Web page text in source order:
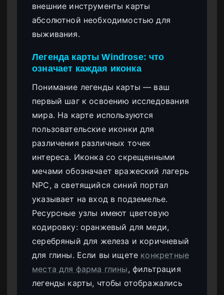
внешние инструменты карты
абсолютной необходимостью для
выживания.
Легенда карты Windrose: что
означает каждая иконка
Понимание легенды карты — ваш
первый шаг к освоению исследования
мира. На карте используются
пользовательские иконки для
различения различных точек
интереса. Иконка со скрещенными
мечами обозначает вражеский лагерь
NPC, а светящийся синий портал
указывает на вход в подземелье.
Ресурсные узлы имеют цветовую
кодировку: оранжевый для меди,
серебряный для железа и коричневый
для глины. Если вы ищете конкретные
места для фарма глины, фильтрация
легенды карты, чтобы отображались